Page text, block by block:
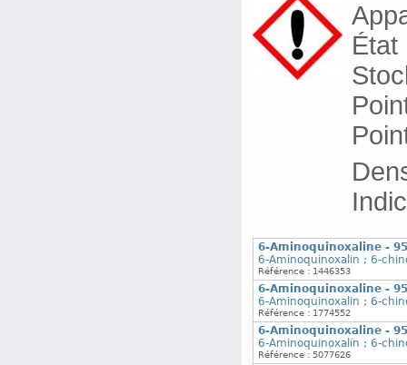
État
6-Aminoquinoxaline -
6-Aminoquinoxalin ; 6-
Référence : 1446353
6-Aminoquinoxaline -
6-Aminoquinoxalin ; 6-
Référence : 1774552
6-Aminoquinoxaline -
6-Aminoquinoxalin ; 6-
Référence : 5077626